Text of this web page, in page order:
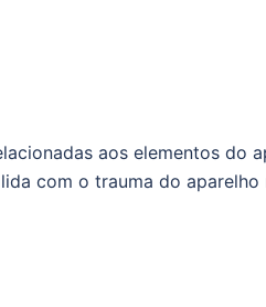
aos elementos do
com o trauma do aparelho